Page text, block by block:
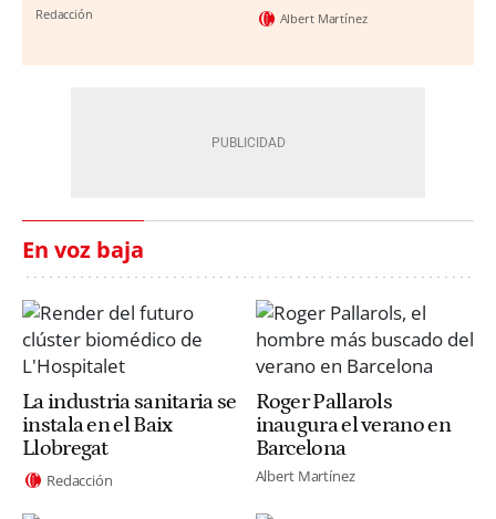
Redacción Albert Martínez
En voz baja
La industria sanitaria se
instala en el Baix
Llobregat
Redacción
Roger Pallarols
inaugura el verano en
Barcelona
Albert Martínez